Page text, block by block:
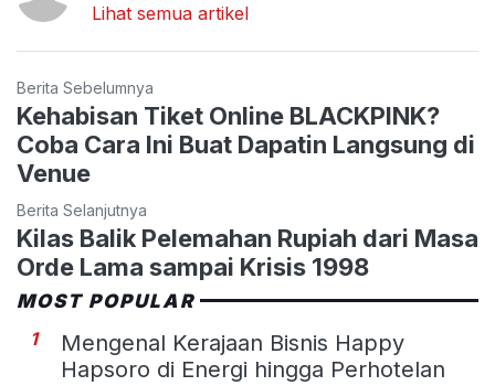
Lihat semua artikel
Berita Sebelumnya
Kehabisan Tiket Online BLACKPINK?
Coba Cara Ini Buat Dapatin Langsung di
Venue
Berita Selanjutnya
Kilas Balik Pelemahan Rupiah dari Masa
Orde Lama sampai Krisis 1998
MOST POPULAR
1
Mengenal Kerajaan Bisnis Happy
Hapsoro di Energi hingga Perhotelan